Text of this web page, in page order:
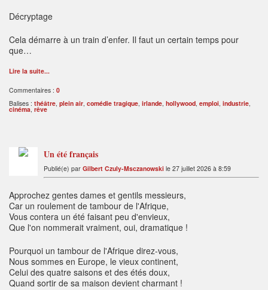
Décryptage
Cela démarre à un train d’enfer. Il faut un certain temps pour
que…
Lire la suite...
Commentaires : 0
Balises : théâtre, plein air, comédie tragique, irlande, hollywood, emploi, industrie,
cinéma, rêve
Un été français
Publié(e) par Gilbert Czuly-Msczanowski le 27 juillet 2026 à 8:59
Approchez gentes dames et gentils messieurs,
Car un roulement de tambour de l'Afrique,
Vous contera un été faisant peu d'envieux,
Que l'on nommerait vraiment, oui, dramatique !
Pourquoi un tambour de l'Afrique direz-vous,
Nous sommes en Europe, le vieux continent,
Celui des quatre saisons et des étés doux,
Quand sortir de sa maison devient charmant !